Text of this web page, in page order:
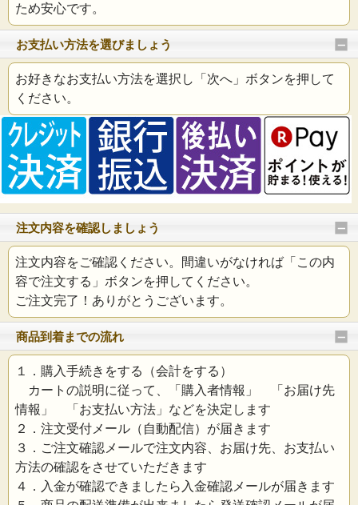
ため安心です。
お支払い方法を選びましょう
お好きなお支払い方法を選択し「次へ」ボタンを押して
ください。
注文内容を確認しましょう
注文内容をご確認ください。間違いがなければ「この内
容で注文する」ボタンを押してください。
ご注文完了！ありがとうございます。
商品到着までの流れ
１．購入手続きをする（会計をする）
カートの説明に従って、「購入者情報」 「お届け先
情報」 「お支払い方法」などを決定します
２．注文受付メール（自動配信）が届きます
３．ご注文確認メールで注文内容、お届け先、お支払い
方法の確認をさせていただきます
４．入金が確認できましたら入金確認メールが届きます